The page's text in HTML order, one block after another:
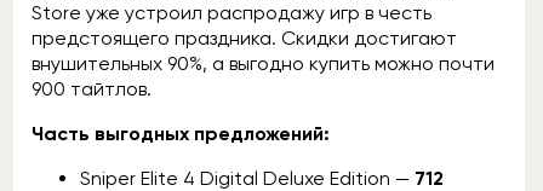
Store уже устроил распродажу игр в честь
предстоящего праздника. Скидки достигают
внушительных 90%, а выгодно купить можно почти
900 тайтлов.
Часть выгодных предложений:
Sniper Elite 4 Digital Deluxe Edition — 712